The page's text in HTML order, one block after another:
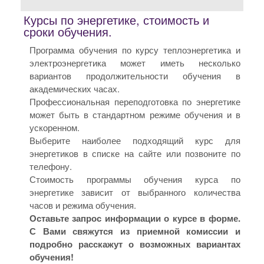
Курсы по энергетике, стоимость и
сроки обучения.
Программа обучения по курсу теплоэнергетика и
электроэнергетика может иметь несколько
вариантов продолжительности обучения в
академических часах.
Профессиональная переподготовка по энергетике
может быть в стандартном режиме обучения и в
ускоренном.
Выберите наиболее подходящий курс для
энергетиков в списке на сайте или позвоните по
телефону.
Стоимость программы обучения курса по
энергетике зависит от выбранного количества
часов и режима обучения.
Оставьте запрос информации о курсе в форме.
С Вами свяжутся из приемной комиссии и
подробно расскажут о возможных вариантах
обучения!